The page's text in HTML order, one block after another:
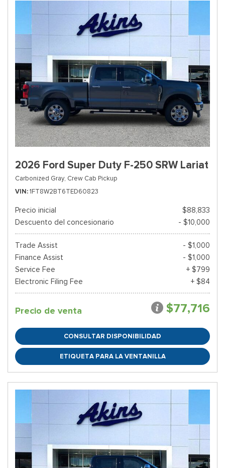
2026 Ford Super Duty F-250 SRW Lariat
Carbonized Gray, Crew Cab Pickup
VIN 1FT8W2BT6TED60823
Precio inicial
$88,833
Descuento del concesionario
- $10,000
Trade Assist
- $1,000
Finance Assist
- $1,000
Service Fee
+ $799
Electronic Filing Fee
+ $84
Precio de venta $77,716
CONSULTAR DISPONIBILIDAD
ETIQUETA PARA LA VENTANILLA